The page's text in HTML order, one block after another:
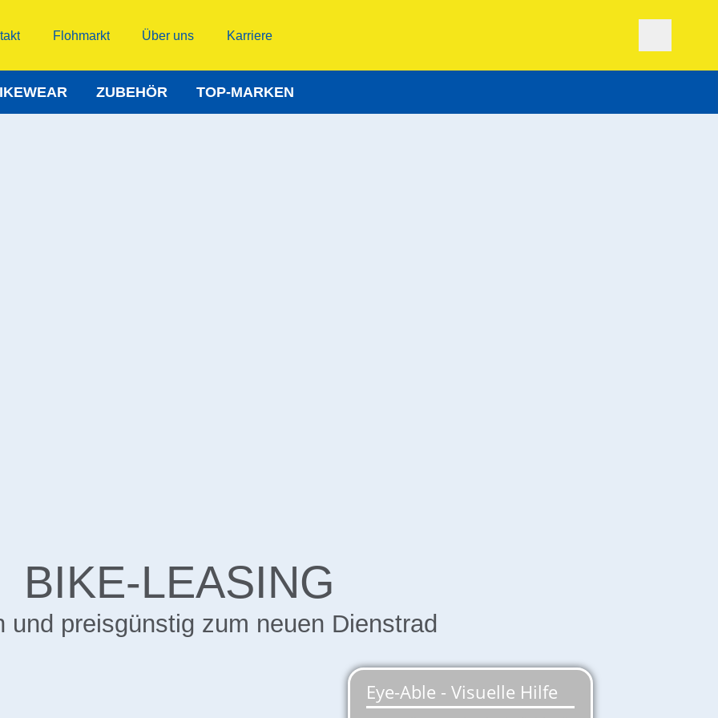
Flohmarkt Über uns Karriere
ZUBEHÖR TOP-MARKEN
BIKE-LEASING
und preisgünstig zum neuen Dienstrad